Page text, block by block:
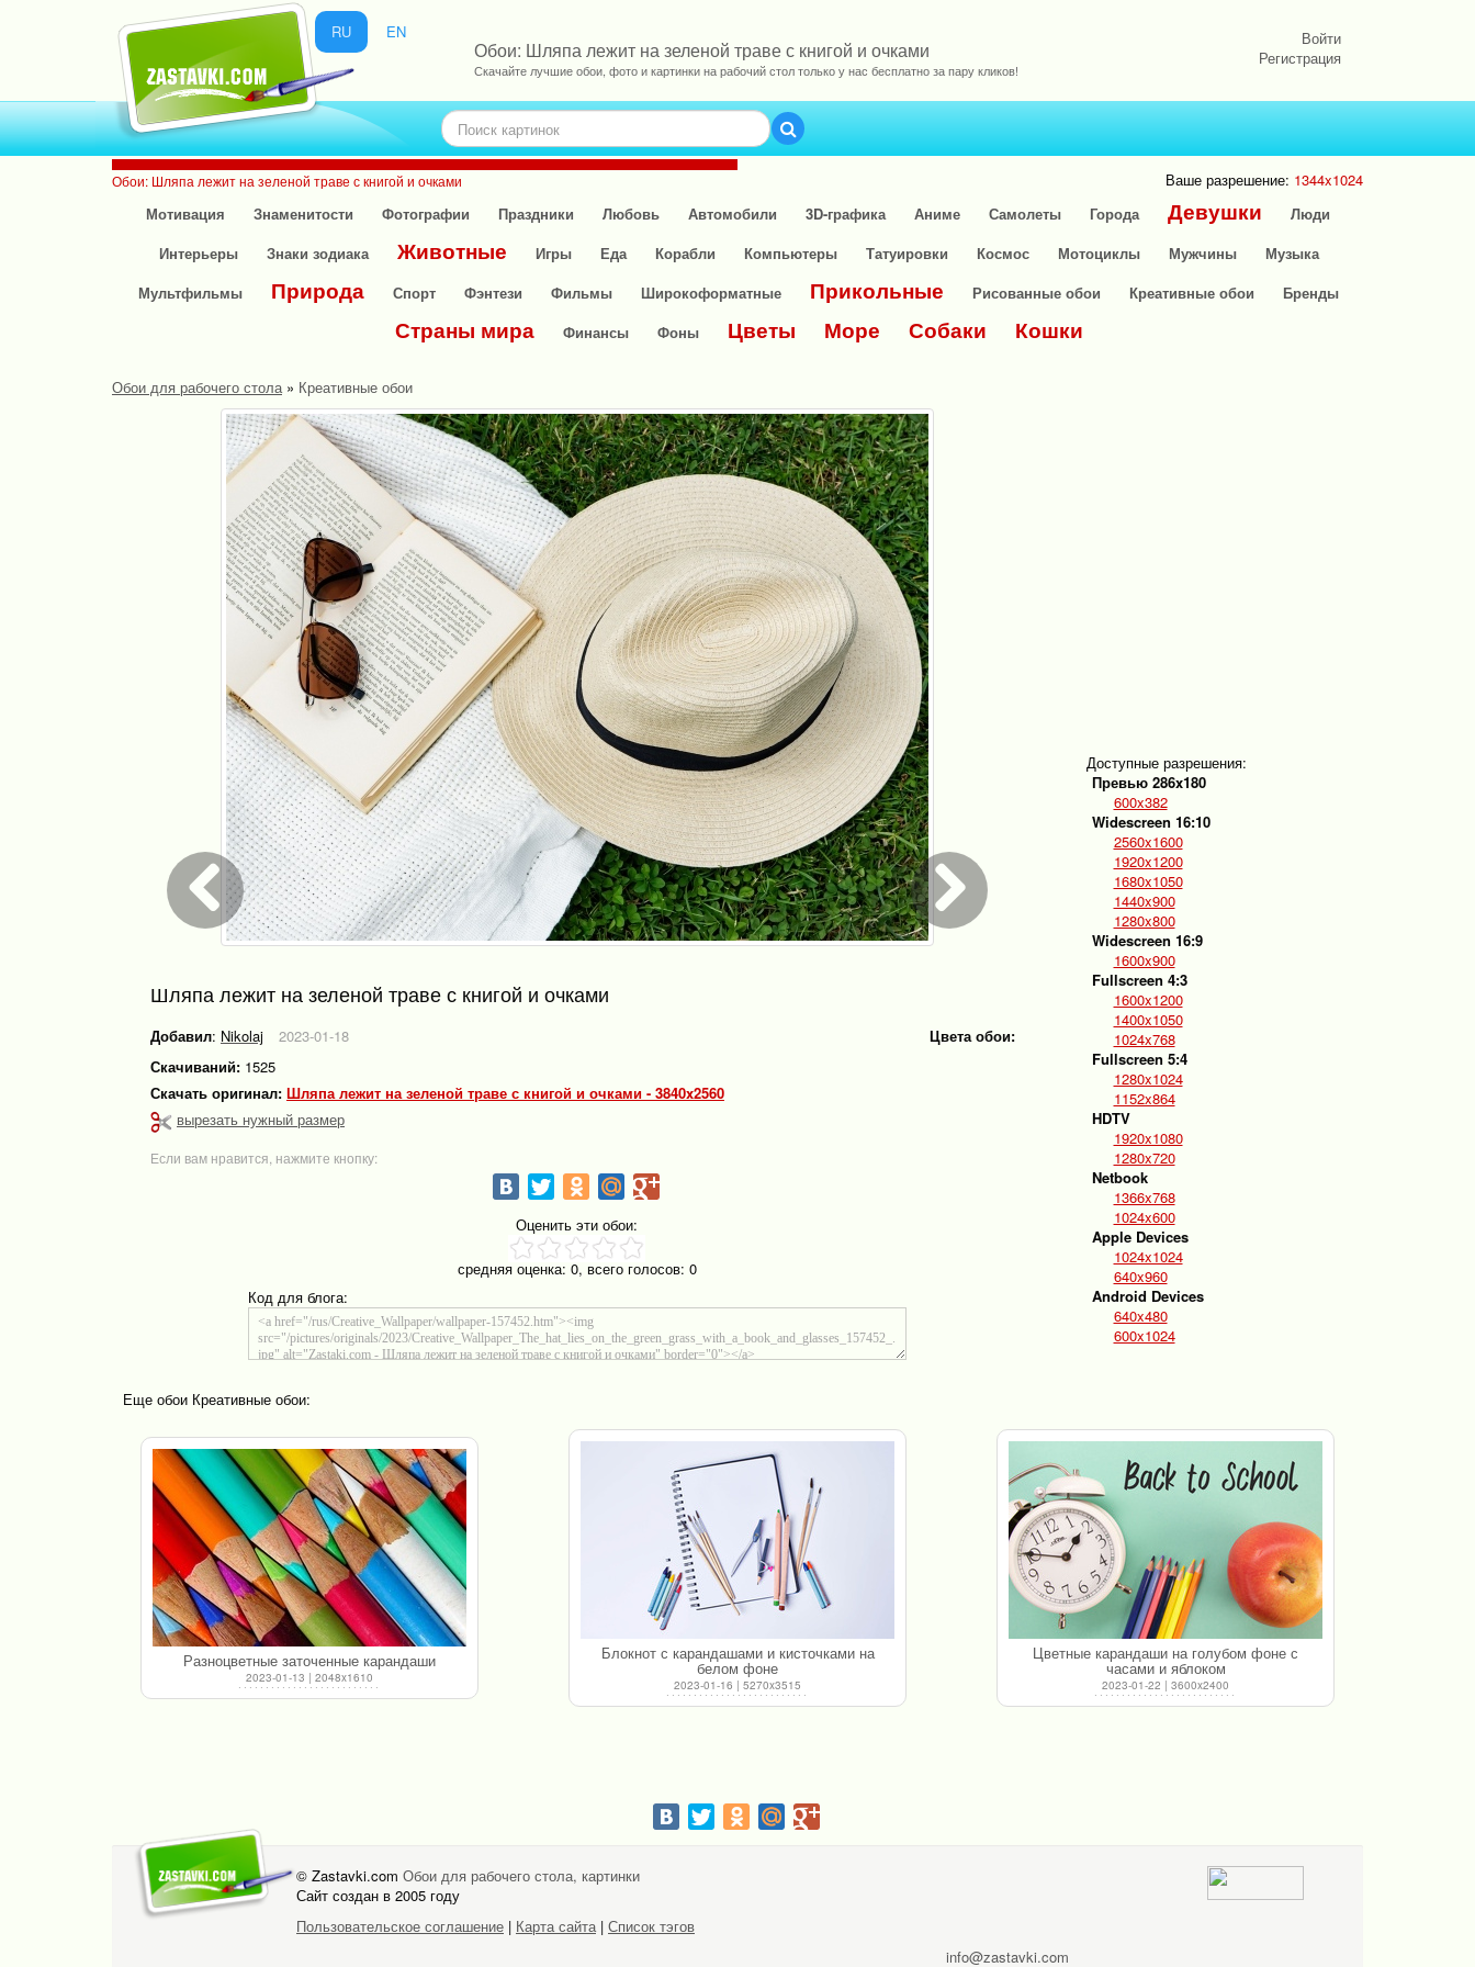
RU EN
Обои: Шляпа лежит на зеленой траве с книгой и очками
Скачайте лучшие обои, фото и картинки на рабочий стол только у нас бесплатно за пару кликов!
Войти
Регистрация
Обои: Шляпа лежит на зеленой траве с книгой и очками Ваше разрешение: 1344x1024
Мотивация
Знаменитости Фотографии Праздники Любовь Автомобили 3D-графика Аниме Самолеты Города Девушки
Люди
Интерьеры
Знаки зодиака Животные Игры Еда Корабли Компьютеры Татуировки Космос Мотоциклы Мужчины
Музыка
Мультфильмы
Природа Спорт Фэнтези Фильмы Широкоформатные Прикольные Рисованные обои Креативные обои Бренды
Страны мира Финансы Фоны Цветы Море Собаки Кошки
Обои для рабочего стола» Креативные обои
Шляпа лежит на зеленой траве с книгой и очками
Добавил: Nikolaj
2023-01-18
Скачиваний: 1525
Скачать оригинал:
Шляпа лежит на зеленой траве с книгой и очками - 3840x2560
вырезать нужный размер
Цвета обои:
Если вам нравится, нажмите кнопку:
Оценить эти обои:
средняя оценка: 0, всего голосов: 0
Код для блога:
Доступные разрешения:
Превью 286x180
600x382
Widescreen 16:10
2560x1600
1920x1200
1680x1050
1440x900
1280x800
Widescreen 16:9
1600x900
Fullscreen 4:3
1600x1200
1400x1050
1024x768
Fullscreen 5:4
1280x1024
1152x864
HDTV
1920x1080
1280x720
Netbook
1366x768
1024x600
Apple Devices
1024x1024
640x960
Android Devices
640x480
600x1024
Еще обои Креативные обои:
Разноцветные заточенные карандаши
2023-01-13 | 2048x1610
Блокнот с карандашами и кисточками на
белом фоне
2023-01-16 | 5270x3515
Цветные карандаши на голубом фоне с
часами и яблоком
2023-01-22 | 3600x2400
© Zastavki.com Обои для рабочего стола, картинки
Сайт создан в 2005 году
Пользовательское соглашение | Карта сайта | Список тэгов
info@zastavki.com